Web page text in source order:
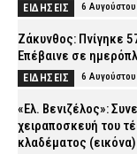
ΕΙΔΗΣΕΙΣ 6
Ζάκυνθος: Πνίγηκε
Επέβαινε σε
ΕΙΔΗΣΕΙΣ 6
«Ελ. Βενιζέλος»:
χειραποσκευή του
κλαδέματος (εικόνα)